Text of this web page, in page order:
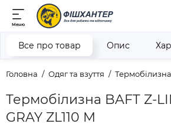
Меню
Головна Одяг та взуття Термобілизна
Термобілизна BAFT Z-
GRAY ZL110 M
Все про товар Опис